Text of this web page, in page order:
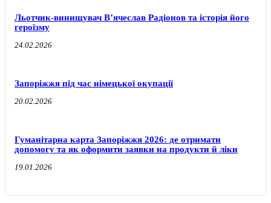
Льотчик-винищувач В’ячеслав Радіонов та історія його
героїзму
24.02.2026
Запоріжжя під час німецької окупації
20.02.2026
Гуманітарна карта Запоріжжя 2026: де отримати
допомогу та як оформити заявки на продукти й ліки
19.01.2026